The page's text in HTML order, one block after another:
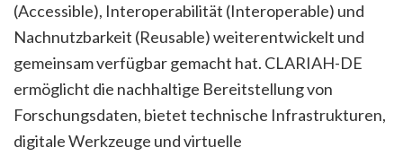
(Accessible), Interoperabilität (Interoperable) und
Nachnutzbarkeit (Reusable) weiterentwickelt und
gemeinsam verfügbar gemacht hat. CLARIAH-DE
ermöglicht die nachhaltige Bereitstellung von
Forschungsdaten, bietet technische Infrastrukturen,
digitale Werkzeuge und virtuelle